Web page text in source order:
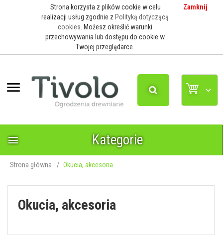
Strona korzysta z plików cookie w celu
realizacji usług zgodnie z Polityką dotyczącą
cookies. Możesz określić warunki
przechowywania lub dostępu do cookie w
Twojej przeglądarce.
Zamknij
Kategorie
Strona główna Okucia, akcesoria
Okucia, akcesoria